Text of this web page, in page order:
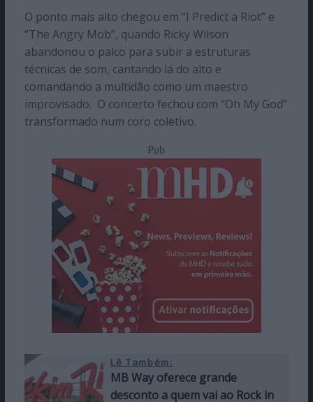
O ponto mais alto chegou em “I Predict a Riot” e
“The Angry Mob”, quando Ricky Wilson
abandonou o palco para subir a estruturas
técnicas de som, cantando lá do alto e
comandando a multidão como um maestro
improvisado. O concerto fechou com “Oh My God”
transformado num coro coletivo.
Pub
Lê Também:
MB Way oferece grande
desconto a quem vai ao Rock in